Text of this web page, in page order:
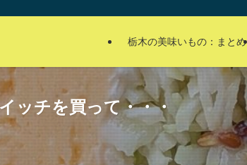
栃木の美味いもの：まとめ
ッチを買って・・・